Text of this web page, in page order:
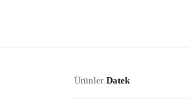
Ürünler›Datek